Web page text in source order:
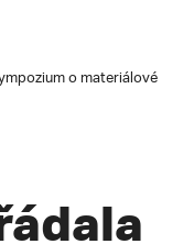
o materiálové